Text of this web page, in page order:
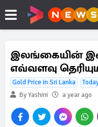
இலங்கையின்
எவ்வளவு
Gold Price in Sri Lanka
By Yashini
a year ago